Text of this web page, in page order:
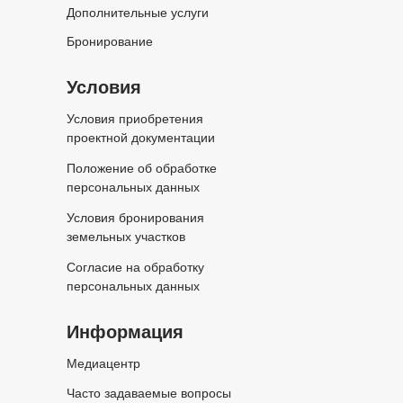
Дополнительные услуги
Бронирование
Условия
Информация
Условия приобретения
проектной документации
Медиацентр
Положение об обработке
персональных данных
Часто задаваемые вопросы
Условия бронирования
земельных участков
Согласие на обработку
персональных данных